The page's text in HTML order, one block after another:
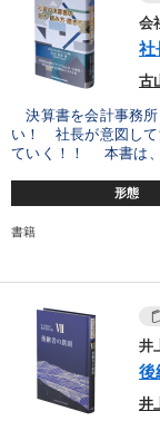
会
社
古
決算書を会計事務所
い！ 社長が意図して
ていく！！ 本書は
形態
書籍
井
後
井